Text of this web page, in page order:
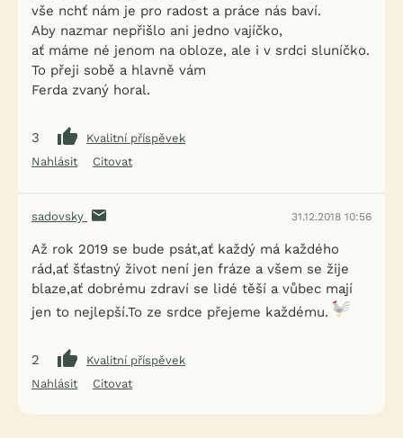
vše nchť nám je pro radost a práce nás baví.
Aby nazmar nepřišlo ani jedno vajíčko,
ať máme né jenom na obloze, ale i v srdci sluníčko.
To přeji sobě a hlavně vám
Ferda zvaný horal.
3
Kvalitní příspěvek
Nahlásit
Citovat
sadovsky 31.12.2018 10:56
Až rok 2019 se bude psát,ať každý má každého
rád,ať šťastný život není jen fráze a všem se žije
blaze,ať dobrému zdraví se lidé těší a vůbec mají
jen to nejlepší.To ze srdce přejeme každému.
2
Kvalitní příspěvek
Nahlásit
Citovat